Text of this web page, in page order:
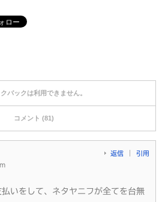
クバックは利用できません。
コメント (81)
返信 引用
いをして、ネタヤニフが全てを台無